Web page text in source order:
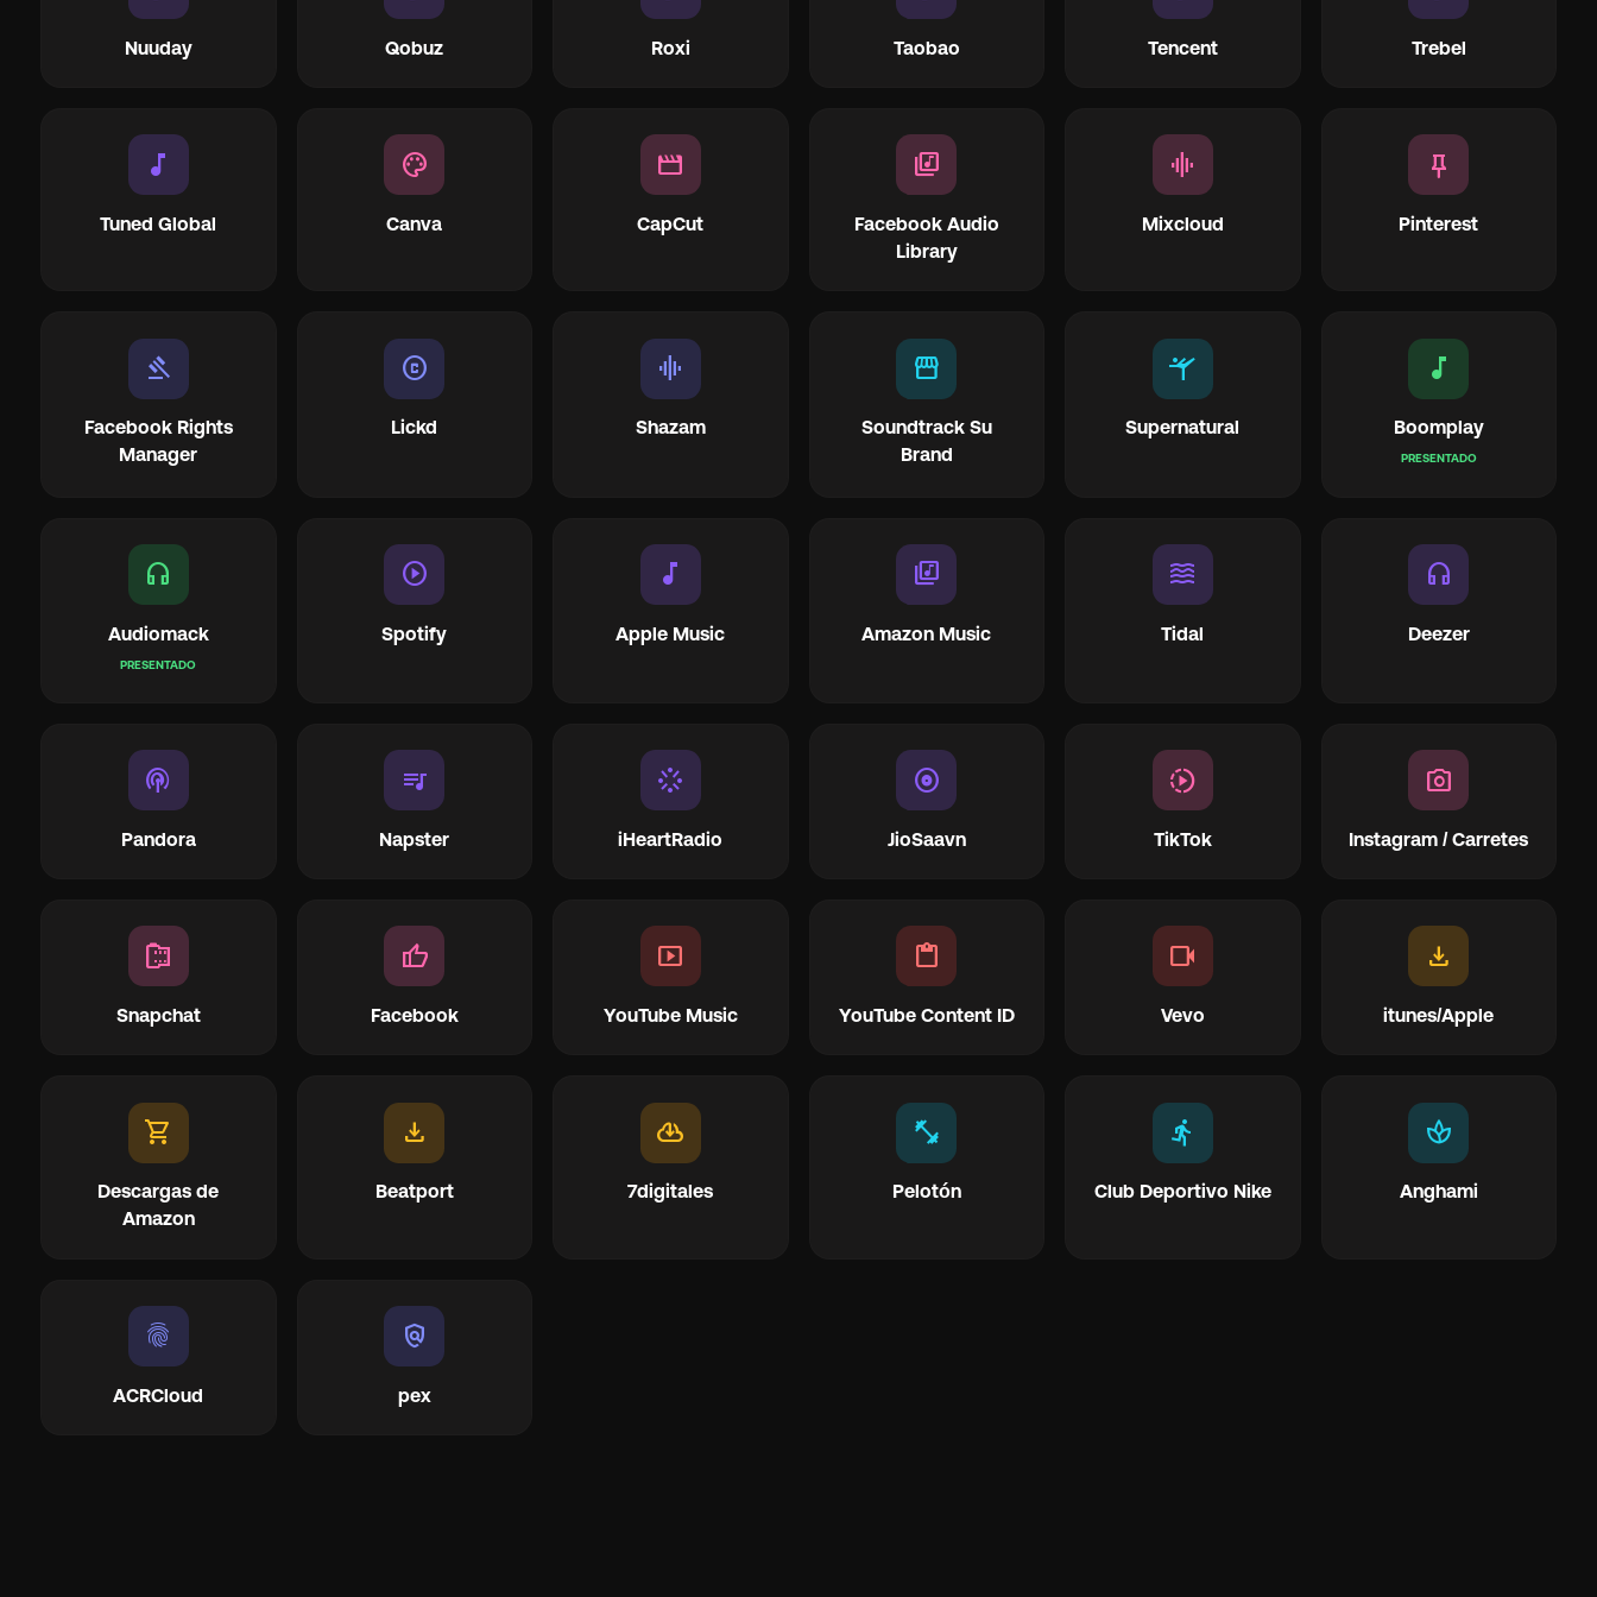
Nuuday Qobuz Roxi Taobao Tencent Trebel
music_note
Tuned Global
palette
Canva
movie
CapCut
library_music
Facebook Audio
Library
graphic_eq
Mixcloud
push_pin
Pinterest
gavel
Facebook Rights
Manager
copyright
Lickd
graphic_eq
Shazam
storefront
Soundtrack Su
Brand
sports_gymnastics
Supernatural
music_note
Boomplay
PRESENTADO
headphones
Audiomack
PRESENTADO
play_circle
Spotify
music_note
Apple Music
library_music
Amazon Music
waves
Tidal
headphones
Deezer
podcasts
Pandora
queue_music
Napster
stream
iHeartRadio
album
JioSaavn
slow_motion_video
TikTok
photo_camera
Instagram / Carretes
camera_roll
Snapchat
thumb_up
Facebook
smart_display
YouTube Music
content_paste
YouTube Content ID
videocam
Vevo
download
itunes/Apple
shopping_cart
Descargas de
Amazon
file_download
Beatport
cloud_download
7digitales
fitness_center
Pelotón
directions_run
Club Deportivo Nike
spa
Anghami
fingerprint
ACRCloud
policy
pex